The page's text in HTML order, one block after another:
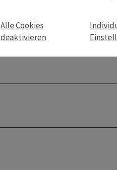
Alle Cookies
deaktivieren